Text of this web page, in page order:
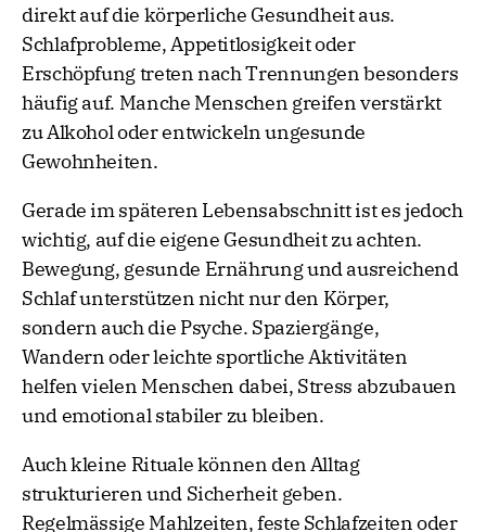
direkt auf die körperliche Gesundheit aus.
Schlafprobleme, Appetitlosigkeit oder
Erschöpfung treten nach Trennungen besonders
häufig auf. Manche Menschen greifen verstärkt
zu Alkohol oder entwickeln ungesunde
Gewohnheiten.
Gerade im späteren Lebensabschnitt ist es jedoch
wichtig, auf die eigene Gesundheit zu achten.
Bewegung, gesunde Ernährung und ausreichend
Schlaf unterstützen nicht nur den Körper,
sondern auch die Psyche. Spaziergänge,
Wandern oder leichte sportliche Aktivitäten
helfen vielen Menschen dabei, Stress abzubauen
und emotional stabiler zu bleiben.
Auch kleine Rituale können den Alltag
strukturieren und Sicherheit geben.
Regelmässige Mahlzeiten, feste Schlafzeiten oder